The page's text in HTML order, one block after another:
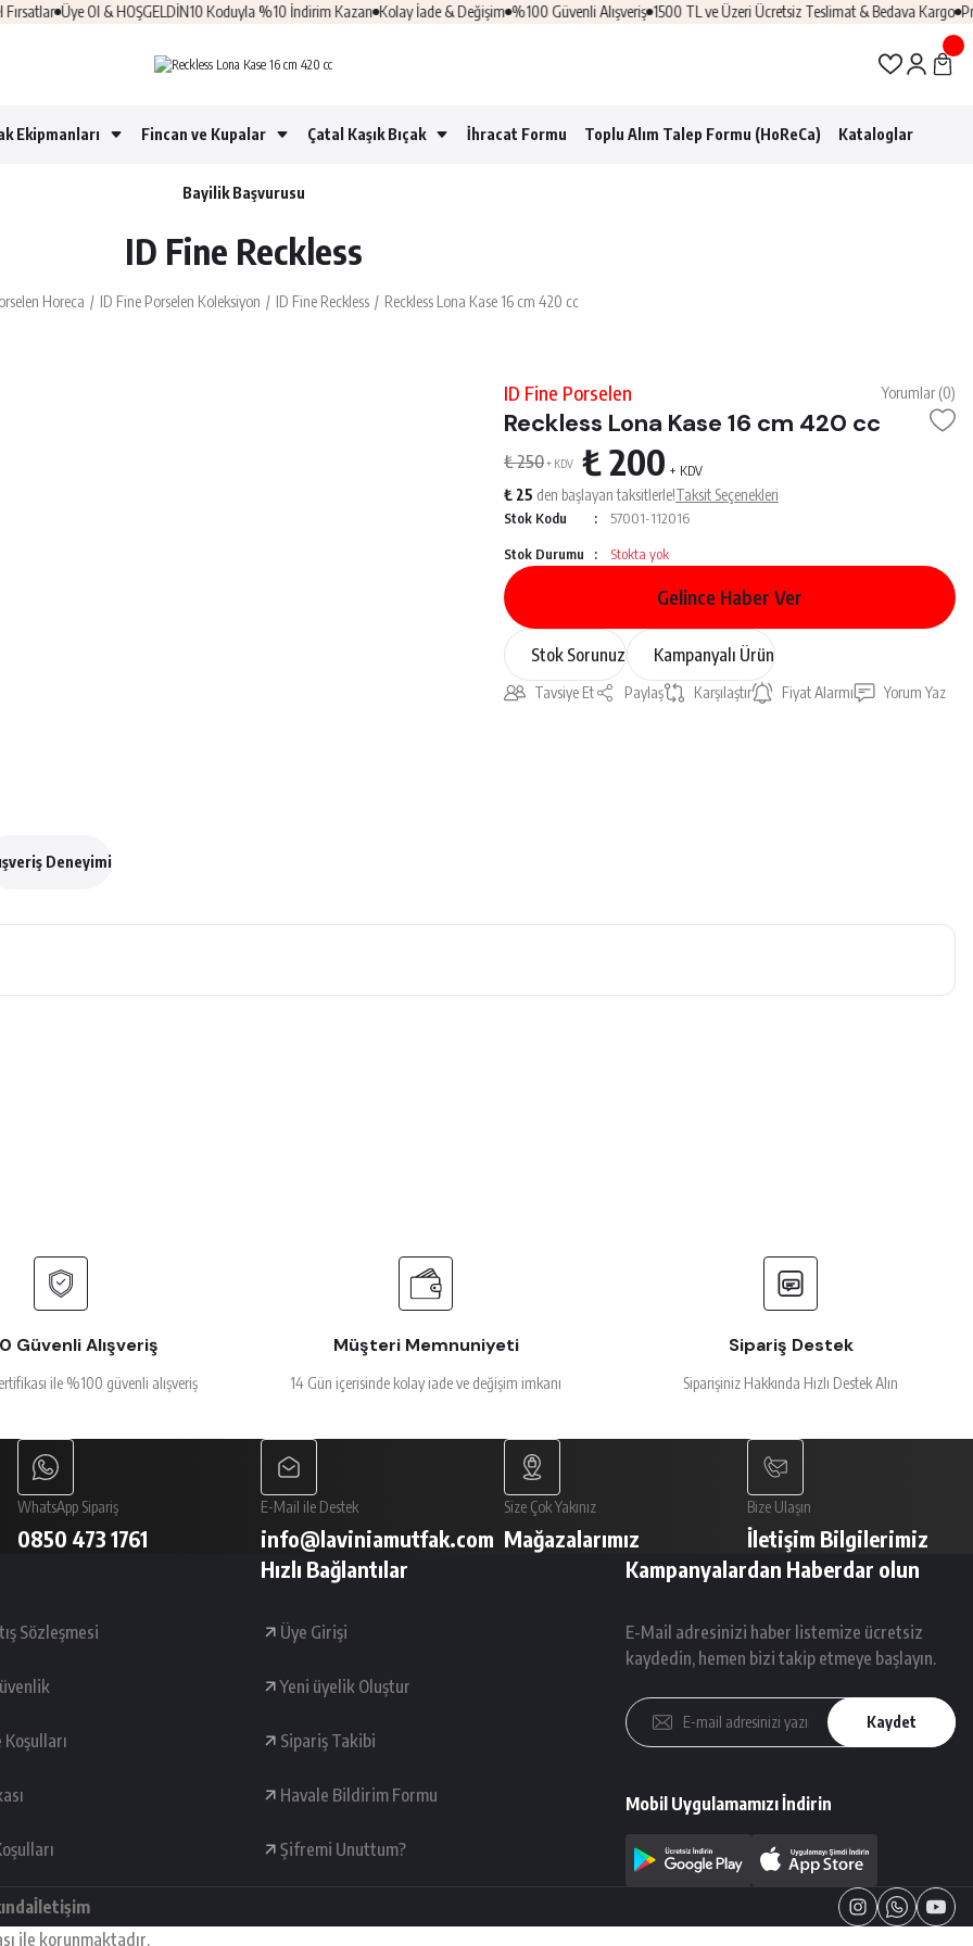
Üye Ol & HOŞGELDİN10 Koduyla %10 İndirim Kazan Kolay İade & Değişim %100 Güvenli Alışveriş 1500 TL ve Üzeri Ücretsiz Teslimat & Bedava Kargo
Ekipmanları Fincan ve Kupalar Çatal Kaşık Bıçak İhracat Formu Toplu Alım Talep Formu (HoReCa) Kataloglar
Bayilik Başvurusu
ID Fine Reckless
Horeca ID Fine Porselen Koleksiyon ID Fine Reckless Reckless Lona Kase 16 cm 420 cc
ID Fine Porselen Yorumlar (0)
Reckless Lona Kase 16 cm 420 cc
₺ 250+ KDV ₺ 200 + KDV
₺ 25 den başlayan taksitlerle!Taksit Seçenekleri
Stok Kodu 57001-112016
Stok Durumu Stokta yok
Gelince Haber Ver
Stok Sorunuz Kampanyalı Ürün
Tavsiye Et Paylaş Karşılaştır Fiyat Alarmı Yorum Yaz
Deneyimi
Güvenli Alışveriş
ile %100 güvenli alışveriş
Müşteri Memnuniyeti
14 Gün içerisinde kolay iade ve değişim imkanı
Sipariş Destek
Siparişiniz Hakkında Hızlı Destek Alın
WhatsApp Sipariş
0850 473 1761
E-Mail ile Destek
info@laviniamutfak.com
Size Çok Yakınız
Mağazalarımız
Bize Ulaşın
İletişim Bilgilerimiz
Sözleşmesi
Hızlı Bağlantılar
Üye Girişi
Yeni üyelik Oluştur
Sipariş Takibi
Havale Bildirim Formu
Şifremi Unuttum?
Kampanyalardan Haberdar olun
E-Mail adresinizi haber listemize ücretsiz
kaydedin, hemen bizi takip etmeye başlayın.
Kaydet
Mobil Uygulamamızı İndirin
İletişim
ile korunmaktadır.